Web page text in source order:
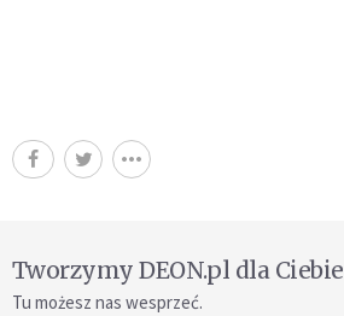
Tworzymy DEON.pl dla Ciebie
Tu możesz nas wesprzeć.